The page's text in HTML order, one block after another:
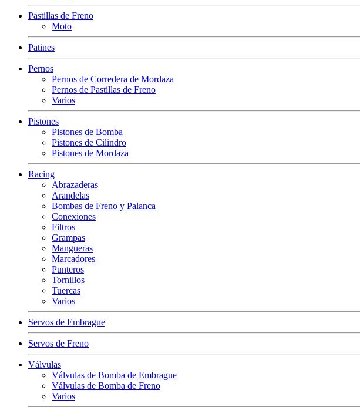
Pastillas de Freno
Moto
Patines
Pernos
Pernos de Corredera de Mordaza
Pernos de Pastillas de Freno
Varios
Pistones
Pistones de Bomba
Pistones de Cilindro
Pistones de Mordaza
Racing
Abrazaderas
Arandelas
Bombas de Freno y Palanca
Conexiones
Filtros
Grampas
Mangueras
Marcadores
Punteros
Tornillos
Tuercas
Varios
Servos de Embrague
Servos de Freno
Válvulas
Válvulas de Bomba de Embrague
Válvulas de Bomba de Freno
Varios